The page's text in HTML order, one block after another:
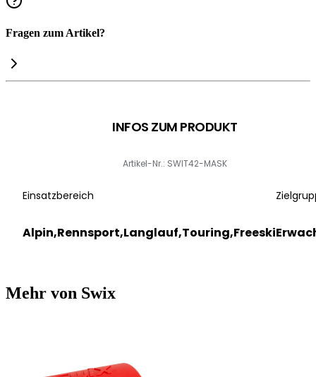
Fragen zum Artikel?
INFOS ZUM PRODUKT
Artikel-Nr.: SWIT42-MASK
Einsatzbereich
Alpin,Rennsport,Langlauf,Touring,Freeski
Mehr von Swix